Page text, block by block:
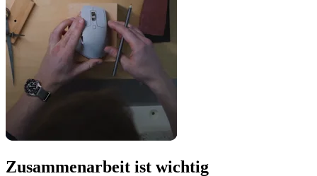
Zusammenarbeit ist wichtig